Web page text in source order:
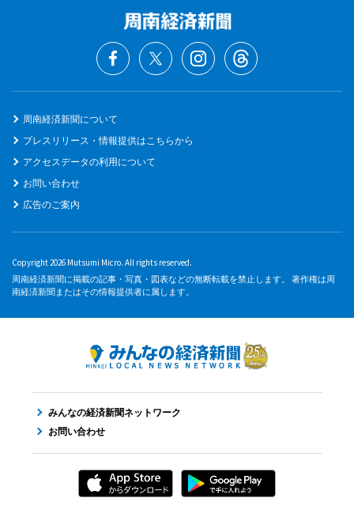
周南経済新聞について
プレスリリース・情報提供はこちらから
アクセスデータの利用について
お問い合わせ
広告のご案内
Copyright 2026 Mutsumi Micro. All rights reserved.
周南経済新聞に掲載の記事・写真・図表などの無断転載を禁止します。 著作権は周
南経済新聞またはその情報提供者に属します。
みんなの経済新聞ネットワーク
お問い合わせ